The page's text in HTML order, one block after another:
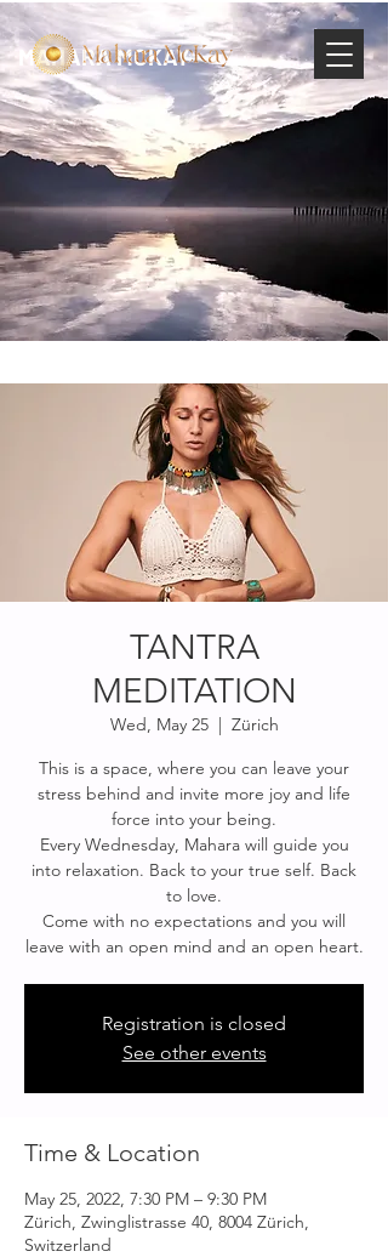
MAHARA MCKAY
TANTRA
MEDITATION
Wed, May 25
  |
Zürich
This is a space, where you can leave your
stress behind and invite more joy and life
force into your being.
Every Wednesday, Mahara will guide you
into relaxation. Back to your true self. Back
to love.
Come with no expectations and you will
Registration is closed
See other events
Time & Location
May 25, 2022, 7:30 PM – 9:30 PM
Zürich, Zwinglistrasse 40, 8004 Zürich,
Switzerland